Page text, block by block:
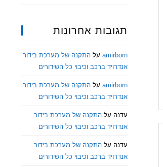
תגובות אחרונות
amirborn על התקנה של מערכת בידור
אנדרויד ברכב וכיבוי כל השידורים
amirborn על התקנה של מערכת בידור
אנדרויד ברכב וכיבוי כל השידורים
עדנה על התקנה של מערכת בידור
אנדרויד ברכב וכיבוי כל השידורים
עדנה על התקנה של מערכת בידור
אנדרויד ברכב וכיבוי כל השידורים